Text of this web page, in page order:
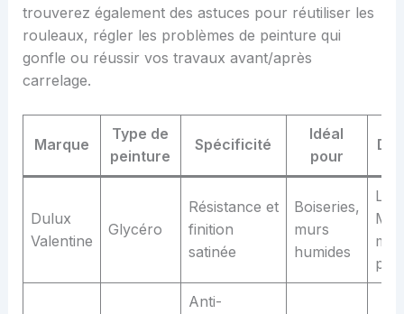
trouverez également des astuces pour réutiliser les
rouleaux, régler les problèmes de peinture qui
gonfle ou réussir vos travaux avant/après
carrelage.
Marque
Type de
peinture
Spécificité
Idéal
pour
Dulux
Valentine
Glycéro
Résistance et
finition
satinée
Boiseries,
murs
humides
pro
Anti-